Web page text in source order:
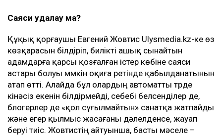
Саяси қудалау ма?
Құқық қорғаушы Евгений Жовтис Ulysmedia.kz-ке өз
көзқарасын білдіріп, билікті ашық сынайтын
адамдарға қарсы қозғалған істер көбіне саяси
астары болуы мүмкін оқиға ретінде қабылданатынын
атап өтті. Алайда бұл олардың автоматты түрде
кінәсіз екенін білдірмейді, себебі белсенділер де,
блогерлер де «қол сұғылмайтын» санатқа жатпайды
және егер қылмыс жасағаны дәлелденсе, жауап
беруі тиіс. Жовтистің айтуынша, басты мәселе –